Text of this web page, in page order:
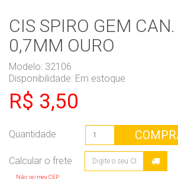
CIS SPIRO GEM CAN.
0,7MM OURO
Modelo: 32106
Disponibilidade: Em estoque
R$ 3,50
Quantidade
Não sei meu CEP